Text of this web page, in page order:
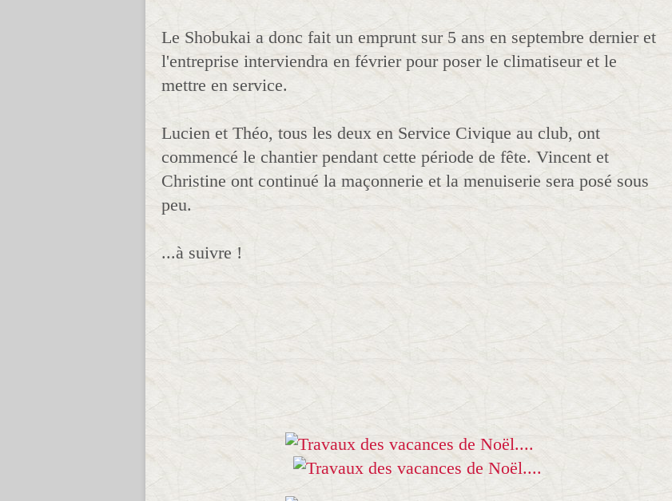
Le Shobukai a donc fait un emprunt sur 5 ans en septembre dernier et
l'entreprise interviendra en février pour poser le climatiseur et le
mettre en service.
Lucien et Théo, tous les deux en Service Civique au club, ont
commencé le chantier pendant cette période de fête. Vincent et
Christine ont continué la maçonnerie et la menuiserie sera posé sous
peu.
...à suivre !